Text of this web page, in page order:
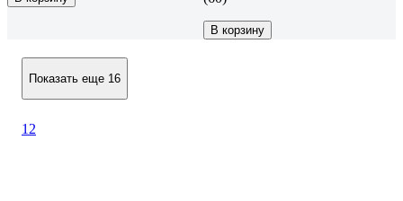
В корзину
Показать еще 16
1 2